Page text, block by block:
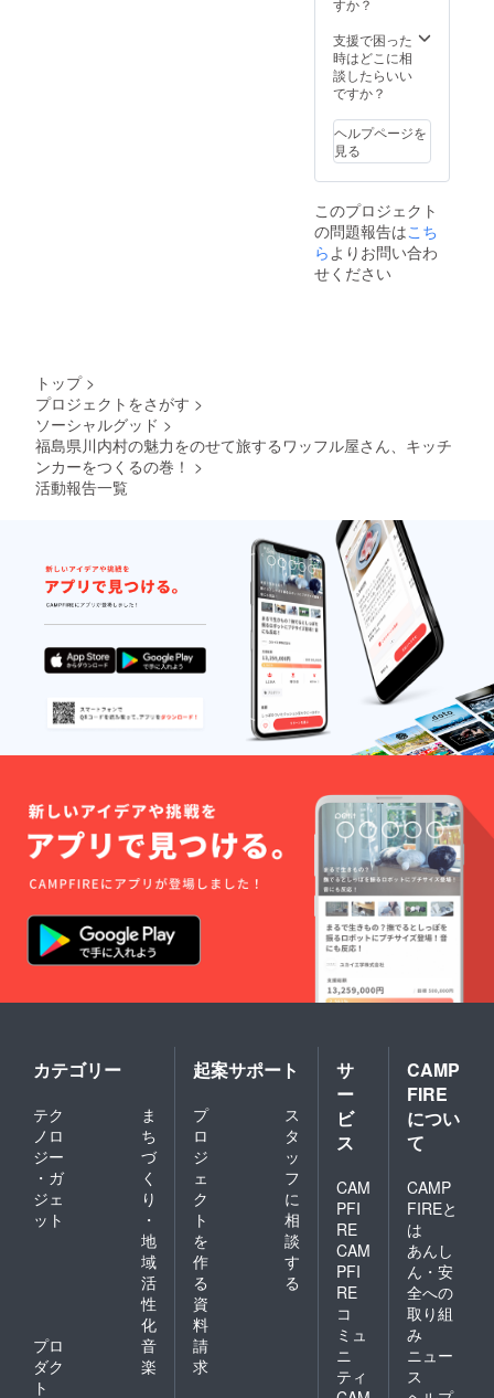
ます。応援してます！大し
た応援メッセージでなくて
申し訳ないから、このまま
メッセンジャーの中に置い
保洋人さん今回、大島くん
がクラウドファンディング
に挑戦すると聞いて、大学
を休学してワーキングホリ
デーに行くと聞いた時、バ
いた時と同じように、自分
の身近にこんなにアクティ
しい気持ちになったのを思
い出しました。彼には緊張
感を与えない柔らかい雰囲
開拓していける、人とのつ
ながりをつくっていける力
があると思います。そして
きないほどの行動力があり
から刺激をもらっている人
は私だけではないと思いま
す。きっと大島くんなら川
内村と世界中の人々を繋げ
ることができる。ワーホリ
やバイクの旅をはじめ、
様々なことに挑戦し、成功
させてきた彼なら大丈夫だ
と信じています。Kokage
金込で
す。 ※
基本的
にその
召し上
がりい
ただく
想定な
お持ち
帰りや
お連れ
の方に
も食べ
す。 ※
2月1日
から順
次お届
けを開
始し、
2020年
2月29日
までに
お届け
しま
す。 ※
有効期
限は
2021年
通費、
飲食代
をいた
だきま
ノンア
ルコー
ルも可
です。
すか？
支援で困った
時はどこに相
談したらいい
ですか？
ヘルプページを
見る
このプロジェクト
の問題報告はこち
らよりお問い合わ
せください
トップ >
プロジェクトをさがす >
ソーシャルグッド >
福島県川内村の魅力をのせて旅するワッフル屋さん、キッチ
ンカーをつくるの巻！ >
活動報告一覧
カテゴリー
テク
ノロ
ジー
・ガ
ジェ
ット
ま
ち
づ
く
り
・
地
域
活
性
化
プロ
ダク
ト
音
楽
起案サポート
プ
ロ
ジ
ェ
ク
ト
を
作
る
ス
タ
ッ
フ
に
相
談
す
る
資
料
請
求
サ
ー
ビ
ス
CAM
PFI
RE
CAM
PFI
RE
コ
ミュ
ニ
ティ
CAMP
FIRE
につい
て
CAMP
FIREと
は
あんし
ん・安
全への
取り組
み
ニュー
ス